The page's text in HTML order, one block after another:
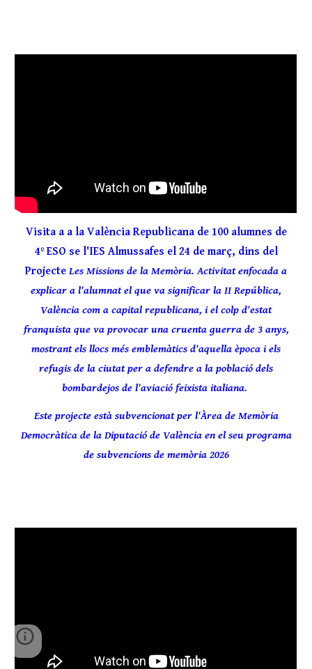
Visita a a la València Republicana de 100 alumnes de
4º ESO se l'IES Almussafes el 24 de març, dins del
Projecte Les Missions de la Memòria. Activitat enfocada a
explicar a l'alumnat el que va significar la II República,
València com a capital republicana, i el colp d'estat
franquista que va provocar una cruenta guerra de 3 anys,
mostrant els llocs més emblemàtics d'aquella època i els
refugis de la ciutat per a defendre a la població dels
bombardejos de l'aviació feixista italiana.
Este projecte està subvencionat per l'Àrea de Memòria
Democràtica de la Diputació de València en el seu programa
de subvencions de memòria 2026